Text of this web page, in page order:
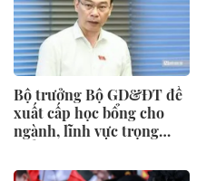
Bộ trưởng Bộ GD&ĐT đề
xuất cấp học bổng cho
ngành, lĩnh vực trọng